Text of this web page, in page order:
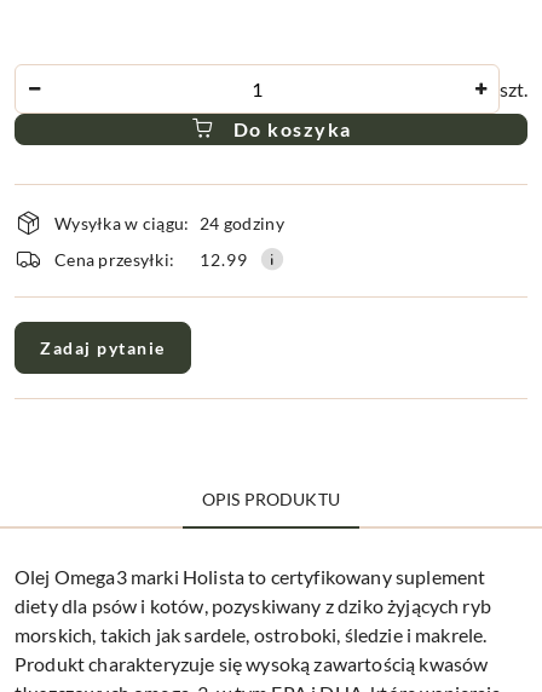
szt.
Do koszyka
Dostępność
i
dostawa
Wysyłka w ciągu:
24 godziny
Cena przesyłki:
12.99
Zadaj pytanie
OPIS PRODUKTU
Olej Omega3 marki Holista to certyfikowany suplement
diety dla psów i kotów, pozyskiwany z dziko żyjących ryb
morskich, takich jak sardele, ostroboki, śledzie i makrele.
Produkt charakteryzuje się wysoką zawartością kwasów